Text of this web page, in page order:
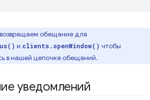
обещание для
и clients.openWindow() чтобы
в нашей цепочке обещаний.
уведомлений